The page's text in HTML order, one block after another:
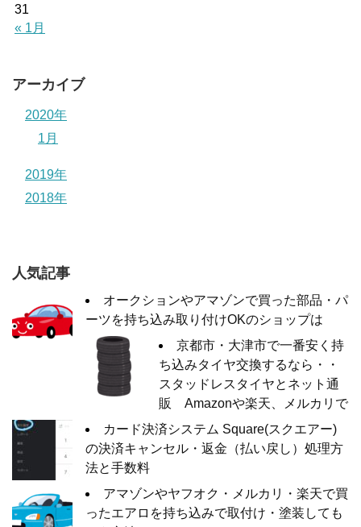
« 1月
31
アーカイブ
2020年
1月
2019年
2018年
人気記事
オークションやアマゾンで買った部品・パ
ーツを持ち込み取り付けOKのショップは
京都市・大津市で一番安く持
ち込みタイヤ交換するなら・・
スタッドレスタイヤとネット通
販 Amazonや楽天、メルカリで
カード決済システム Square(スクエアー)
の決済キャンセル・返金（払い戻し）処理方
法と手数料
アマゾンやヤフオク・メルカリ・楽天で買
ったエアロを持ち込みで取付け・塗装しても